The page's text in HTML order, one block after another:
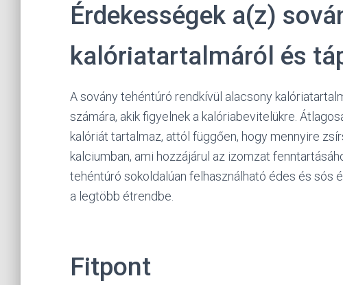
Érdekességek a(z)
kalóriatartalmáról és
A sovány tehéntúró rendkívül alacsony
számára, akik figyelnek a kalóriabevitelükre.
kalóriát tartalmaz, attól függően, hogy mennyire
kalciumban, ami hozzájárul az izomzat
tehéntúró sokoldalúan felhasználható édes és sós
a legtöbb étrendbe.
Fitpont